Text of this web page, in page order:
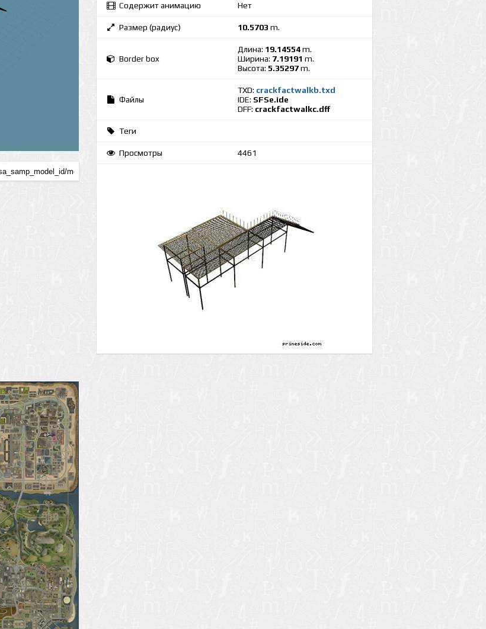
Содержит анимацию Нет
Размер (радиус) 10.5703 m.
Border box
Длина: 19.14554m.
Ширина: 7.19191 m.
Высота: 5.35297m.
Файлы
TXD: crackfactwalkb.txd
IDE: SFSe.ide
DFF: crackfactwalkc.dff
Теги
Просмотры 4461